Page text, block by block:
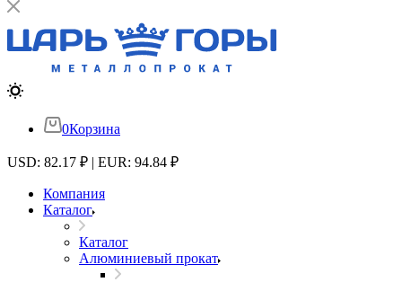
0Корзина
USD: 82.17 ₽ | EUR: 94.84 ₽
Компания
Каталог
Каталог
Алюминиевый прокат